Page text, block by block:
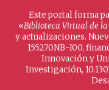
Este portal forma
«Biblioteca Virtual de
y actualizaciones.
155270NB-I00,
Innovación y
Investigación,